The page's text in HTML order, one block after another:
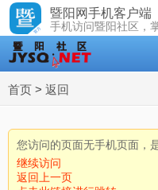
暨阳网手机客户端
手机访问暨阳社区，
首页 > 返回
您访问的页面无手机页面，
继续访问
返回上一页